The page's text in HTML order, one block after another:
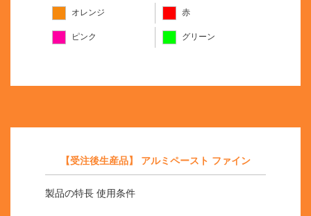
オレンジ 赤
ピンク グリーン
【受注後生産品】 アルミペースト ファイン
製品の特長 使用条件